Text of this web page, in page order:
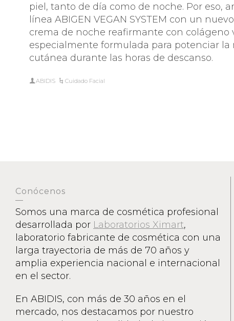
piel, tanto de día como de noche. Por eso,
línea ABIGEN VEGAN SYSTEM con un
crema de noche reafirmante con colágeno
especialmente formulada para potenciar la
cutánea durante las horas de descanso.
ABIDIS Cuidado Facial
Conócenos
Somos una marca de cosmética profesional
desarrollada por Laboratorios Ximart,
laboratorio fabricante de cosmética con una
larga trayectoria de más de 70 años y
amplia experiencia nacional e internacional
en el sector.
En ABIDIS, con más de 30 años en el
mercado, nos destacamos por nuestro